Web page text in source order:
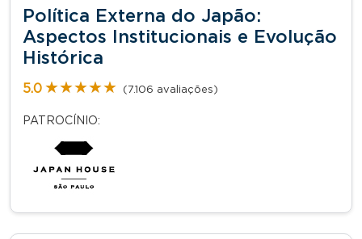
Política Externa do Japão:
Aspectos Institucionais e Evolução
Histórica
5.0 ★★★★★
★★★★★ (7.106 avaliações)
PATROCÍNIO: